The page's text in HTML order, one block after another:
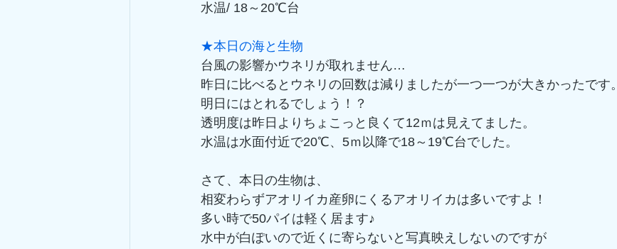
水温/ 18～20℃台
★本日の海と生物
台風の影響かウネリが取れません…
昨日に比べるとウネリの回数は減りましたが一つ一つが大きかったです。
明日にはとれるでしょう！？
透明度は昨日よりちょこっと良くて12ｍは見えてました。
水温は水面付近で20℃、5ｍ以降で18～19℃台でした。
さて、本日の生物は、
相変わらずアオリイカ産卵にくるアオリイカは多いですよ！
多い時で50パイは軽く居ます♪
水中が白ぽいので近くに寄らないと写真映えしないのですが